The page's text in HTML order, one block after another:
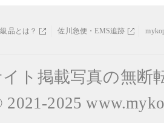
品とは？ 佐川急便・EMS追跡
ト掲載写真の無断
2021-2025